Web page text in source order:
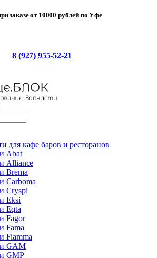
заказе от 10000 рублей по Уфе
8 (927) 955-52-21
для кафе баров и ресторанов
Abat
Alliance
Brema
Carboma
Cryspi
Eksi
Eqta
Fagor
Fama
Fiamma
GAM
GMP